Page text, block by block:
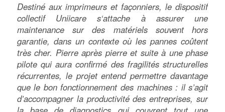
Destiné aux imprimeurs et façonniers, le dispositif
collectif Uniicare s‘attache à assurer une
maintenance sur des matériels souvent hors
garantie, dans un contexte où les pannes coûtent
très cher. Pierre après pierre et suite à une phase
pilote qui aura confirmé des fragilités structurelles
récurrentes, le projet entend permettre davantage
que le bon fonctionnement des machines : il s’agit
d’accompagner la productivité des entreprises, sur